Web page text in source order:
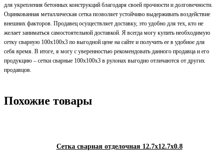
для укрепления бетонных конструкций благодаря своей прочности и долговечности.
Оцинкованная металлическая сетка позволяет устойчиво выдерживать воздействие
внешних факторов. Продавец осуществляет доставку, это удобно для тех, кто не
желает заниматься самостоятельной доставкой. Я всегда могу купить необходимую
сетку сварную 100х100х3 по выгодной цене на сайте и получить ее в удобное для
себя время. В итоге, я могу с уверенностью рекомендовать данного продавца и его
продукцию – сетки сварные 100х100х3 в рулонах выгодно отличаются от других
продавцов.
Похожие товары
Сетка сварная отделочная 12.7х12.7х0.8